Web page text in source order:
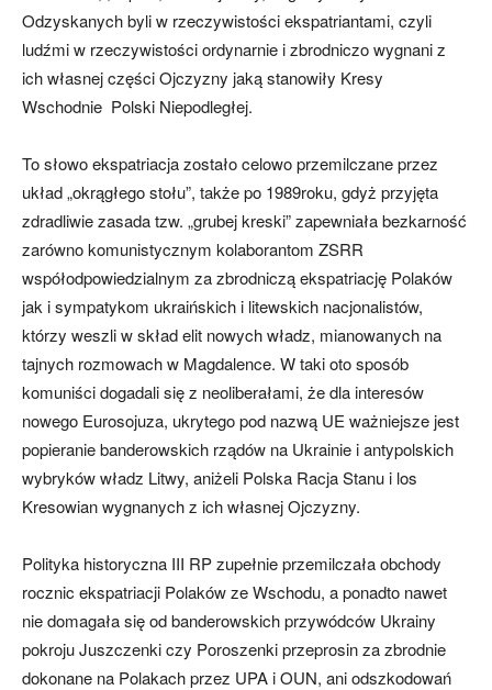
Odzyskanych byli w rzeczywistości ekspatriantami, czyli
ludźmi w rzeczywistości ordynarnie i zbrodniczo wygnani z
ich własnej części Ojczyzny jaką stanowiły Kresy
Wschodnie Polski Niepodległej.
To słowo ekspatriacja zostało celowo przemilczane przez
układ „okrągłego stołu”, także po 1989roku, gdyż przyjęta
zdradliwie zasada tzw. „grubej kreski” zapewniała bezkarność
zarówno komunistycznym kolaborantom ZSRR
współodpowiedzialnym za zbrodniczą ekspatriację Polaków
jak i sympatykom ukraińskich i litewskich nacjonalistów,
którzy weszli w skład elit nowych władz, mianowanych na
tajnych rozmowach w Magdalence. W taki oto sposób
komuniści dogadali się z neoliberałami, że dla interesów
nowego Eurosojuza, ukrytego pod nazwą UE ważniejsze jest
popieranie banderowskich rządów na Ukrainie i antypolskich
wybryków władz Litwy, aniżeli Polska Racja Stanu i los
Kresowian wygnanych z ich własnej Ojczyzny.
Polityka historyczna III RP zupełnie przemilczała obchody
rocznic ekspatriacji Polaków ze Wschodu, a ponadto nawet
nie domagała się od banderowskich przywódców Ukrainy
pokroju Juszczenki czy Poroszenki przeprosin za zbrodnie
dokonane na Polakach przez UPA i OUN, ani odszkodowań